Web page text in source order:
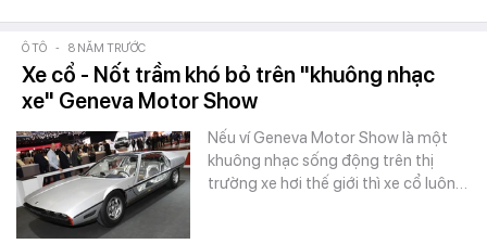
Ô TÔ - 8 NĂM TRƯỚC
Xe cổ - Nốt trầm khó bỏ trên "khuông nhạc
xe" Geneva Motor Show
Nếu ví Geneva Motor Show là một
khuông nhạc sống động trên thị
trường xe hơi thế giới thì xe cổ luôn…